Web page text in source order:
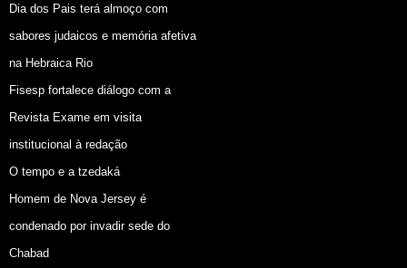
Dia dos Pais terá almoço com
sabores judaicos e memória afetiva
na Hebraica Rio
Fisesp fortalece diálogo com a
Revista Exame em visita
institucional à redação
O tempo e a tzedaká
Homem de Nova Jersey é
condenado por invadir sede do
Chabad